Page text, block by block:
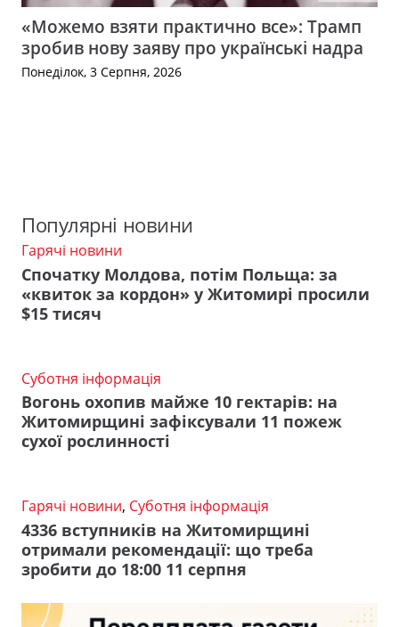
«Можемо взяти практично все»: Трамп
зробив нову заяву про українські надра
Понеділок, 3 Серпня, 2026
Популярні новини
Гарячі новини
Спочатку Молдова, потім Польща: за
«квиток за кордон» у Житомирі просили
$15 тисяч
Суботня інформація
Вогонь охопив майже 10 гектарів: на
Житомирщині зафіксували 11 пожеж
сухої рослинності
Гарячі новини, Суботня інформація
4336 вступників на Житомирщині
отримали рекомендації: що треба
зробити до 18:00 11 серпня